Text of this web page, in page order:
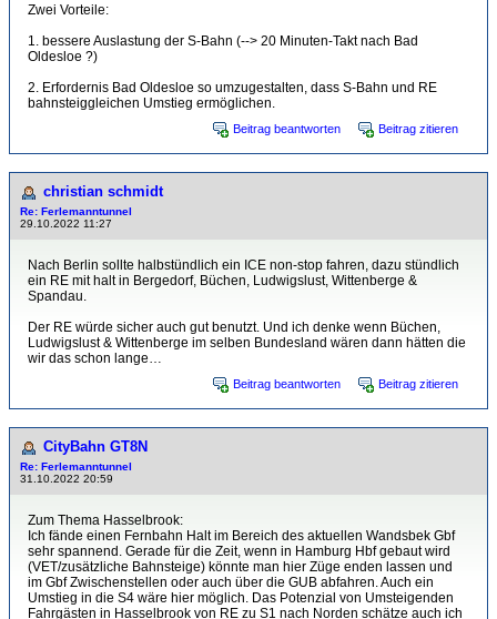
Zwei Vorteile:
1. bessere Auslastung der S-Bahn (--> 20 Minuten-Takt nach Bad
Oldesloe ?)
2. Erfordernis Bad Oldesloe so umzugestalten, dass S-Bahn und RE
bahnsteiggleichen Umstieg ermöglichen.
Beitrag beantworten Beitrag zitieren
christian schmidt
Re: Ferlemanntunnel
29.10.2022 11:27
Nach Berlin sollte halbstündlich ein ICE non-stop fahren, dazu stündlich
ein RE mit halt in Bergedorf, Büchen, Ludwigslust, Wittenberge &
Spandau.
Der RE würde sicher auch gut benutzt. Und ich denke wenn Büchen,
Ludwigslust & Wittenberge im selben Bundesland wären dann hätten die
wir das schon lange…
Beitrag beantworten Beitrag zitieren
CityBahn GT8N
Re: Ferlemanntunnel
31.10.2022 20:59
Zum Thema Hasselbrook:
Ich fände einen Fernbahn Halt im Bereich des aktuellen Wandsbek Gbf
sehr spannend. Gerade für die Zeit, wenn in Hamburg Hbf gebaut wird
(VET/zusätzliche Bahnsteige) könnte man hier Züge enden lassen und
im Gbf Zwischenstellen oder auch über die GUB abfahren. Auch ein
Umstieg in die S4 wäre hier möglich. Das Potenzial von Umsteigenden
Fahrgästen in Hasselbrook von RE zu S1 nach Norden schätze auch ich